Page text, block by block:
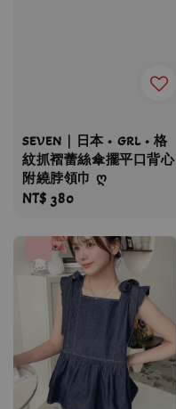
SEVEN｜日本 • GRL • 格
紋抓褶蕾絲傘擺平口背心
附繞脖領巾 ღ
Regular
NT$ 380